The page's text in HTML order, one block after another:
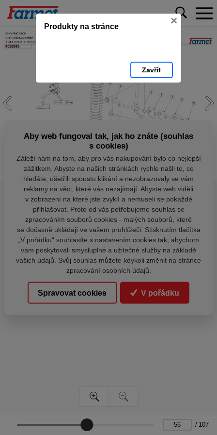
Produkty na stránce ×
Zavřít
/ 107
Aby web fungoval tak, jak ho znáte (souhlas
s cookies)
Záleží nám na tom, aby pro vás nakupování bylo co nejlepší
zážitkem. Abyste na našich stránkách rychle našli to, co
hledáte, ušetřili spoustu klikání a nezobrazovaly se vám
reklamy na věci, které vás nezajímají. Abyste web viděli
v zobrazení na které jste zvyklí a nemuseli se pokaždé
přihlašovat. Proto od vás potřebujeme souhlas se
zpracováním souborů cookies - malých souborů, které
se dočasně ukládají ve vašem prohlížeči. Stisknutím tlačítka
„V pořádku“ souhlasíte s nastavením cookies tak, abychom
vám poskytovali smysluplné a užitečné služby na základě
vašich údajů. Svůj souhlas můžete kdykoli změnit na stránce
zpracování osobních údajů.
Spravovat cookies V pořádku